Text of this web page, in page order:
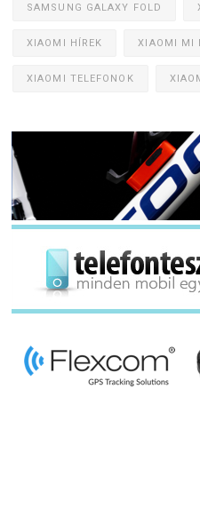
SAMSUNG GALAXY FOLD
XIAOMI HÍREK XIAOMI MI
XIAOMI TELEFONOK